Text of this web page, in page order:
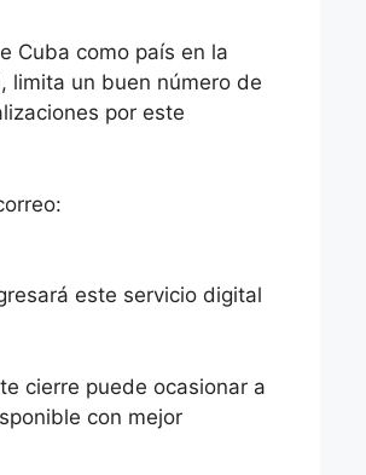
Cuba como país en la
limita un buen número de
por este
este servicio digital
cierre puede ocasionar a
con mejor